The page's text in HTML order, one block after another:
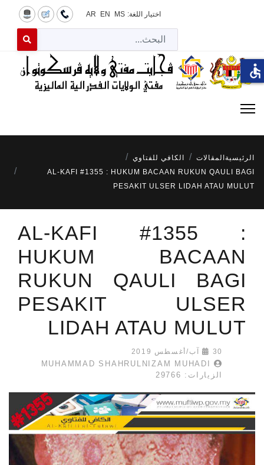
اختيار اللغة: MS
EN
AR
for results.
الرئيسية المقالات
الكافي للفتاوي
AL-KAFI #1355 : HUKUM BACAAN RUKUN QAULI BAGI
PESAKIT ULSER LIDAH ATAU MULUT
AL-KAFI #1355 :
HUKUM BACAAN
RUKUN QAULI BAGI
PESAKIT ULSER
LIDAH ATAU MULUT
30 آب/أغسطس 2019
MUHAMMAD SHAHRULNIZAM MUHADI
الزيارات: 29766
accessible